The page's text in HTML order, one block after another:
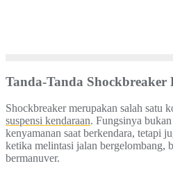
Tanda-Tanda Shockbreaker
Shockbreaker merupakan salah satu
suspensi kendaraan. Fungsinya
kenyamanan saat berkendara, tetapi
ketika melintasi jalan bergelombang,
bermanuver.